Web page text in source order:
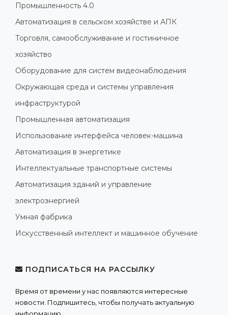
Промышленность 4.0
Автоматизация в сельском хозяйстве и АПК
Торговля, самообслуживание и гостиничное
хозяйство
Оборудование для систем видеонаблюдения
Окружающая среда и системы управления
инфраструктурой
Промышленная автоматизация
Использование интерфейса человек-машина
Автоматизация в энергетике
Интеллектуальные транспортные системы
Автоматизация зданий и управление
электроэнергией
Умная фабрика
Искусственный интеллект и машинное обучение
ПОДПИСАТЬСЯ НА РАССЫЛКУ
Время от времени у нас появляются интересные
новости. Подпишитесь, чтобы получать актуальную
информацию.